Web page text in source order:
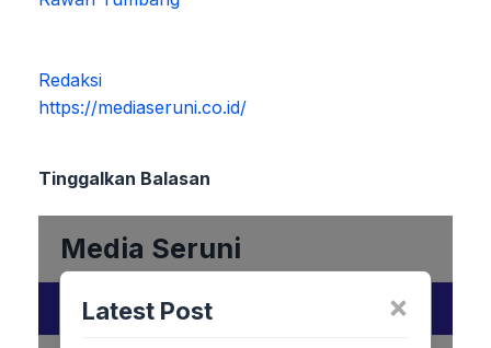
Redaksi
https://mediaseruni.co.id/
Tinggalkan Balasan